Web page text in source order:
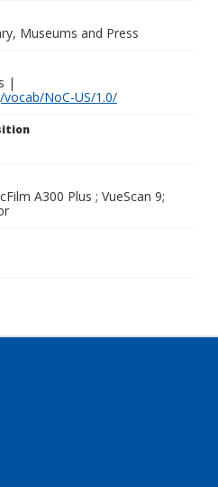
Museums and Press
|
NoC-US/1.0/
A300 Plus ; VueScan 9;